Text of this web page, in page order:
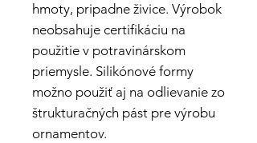
hmoty, pripadne živice. Výrobok
neobsahuje certifikáciu na
použitie v potravinárskom
priemysle. Silikónové formy
možno použiť aj na odlievanie zo
štrukturačných pást pre výrobu
ornamentov.